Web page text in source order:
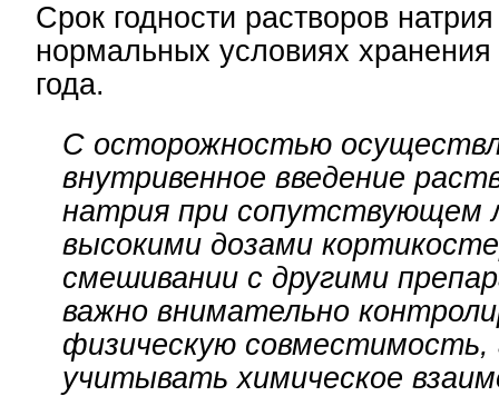
Срок годности растворов
нормальных условиях хранения
года.
С осторожностью
внутривенное введение
натрия при сопутствующем
высокими дозами
смешивании с другими
важно внимательно
физическую
учитывать химическое